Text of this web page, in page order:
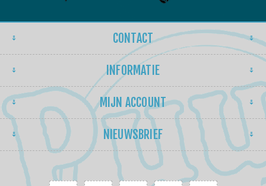
CONTACT
INFORMATIE
MIJN ACCOUNT
NIEUWSBRIEF